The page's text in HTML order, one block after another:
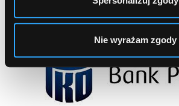
Nie wyrażam zgody